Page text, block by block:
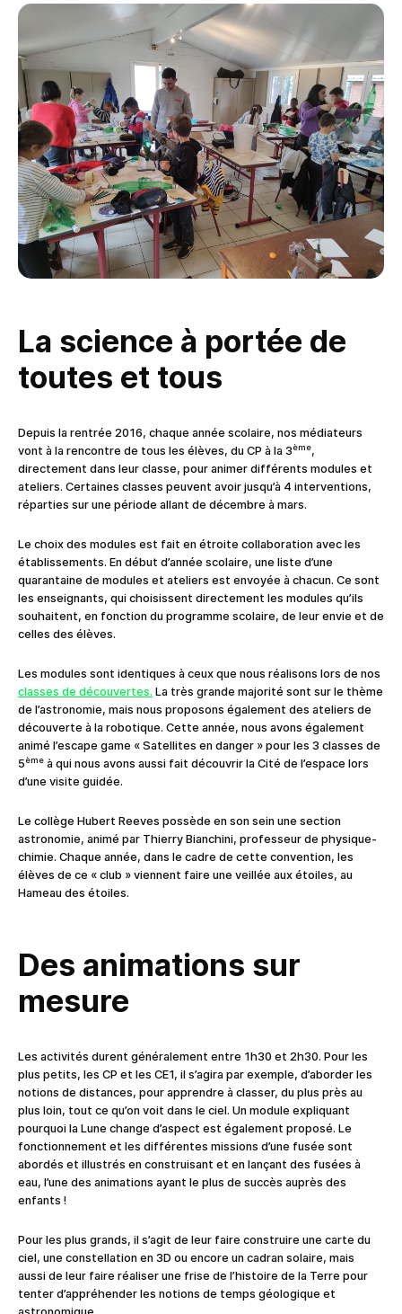
La science à portée de
toutes et tous
Depuis la rentrée 2016, chaque année scolaire, nos médiateurs
vont à la rencontre de tous les élèves, du CP à la 3ème,
directement dans leur classe, pour animer différents modules et
ateliers. Certaines classes peuvent avoir jusqu’à 4 interventions,
réparties sur une période allant de décembre à mars.
Le choix des modules est fait en étroite collaboration avec les
établissements. En début d’année scolaire, une liste d’une
quarantaine de modules et ateliers est envoyée à chacun. Ce sont
les enseignants, qui choisissent directement les modules qu’ils
souhaitent, en fonction du programme scolaire, de leur envie et de
celles des élèves.
Les modules sont identiques à ceux que nous réalisons lors de nos
classes de découvertes. La très grande majorité sont sur le thème
de l’astronomie, mais nous proposons également des ateliers de
découverte à la robotique. Cette année, nous avons également
animé l’escape game « Satellites en danger » pour les 3 classes de
5ème à qui nous avons aussi fait découvrir la Cité de l’espace lors
d’une visite guidée.
Le collège Hubert Reeves possède en son sein une section
astronomie, animé par Thierry Bianchini, professeur de physique-
chimie. Chaque année, dans le cadre de cette convention, les
élèves de ce « club » viennent faire une veillée aux étoiles, au
Hameau des étoiles.
Des animations sur
mesure
Les activités durent généralement entre 1h30 et 2h30. Pour les
plus petits, les CP et les CE1, il s’agira par exemple, d’aborder les
notions de distances, pour apprendre à classer, du plus près au
plus loin, tout ce qu’on voit dans le ciel. Un module expliquant
pourquoi la Lune change d’aspect est également proposé. Le
fonctionnement et les différentes missions d’une fusée sont
abordés et illustrés en construisant et en lançant des fusées à
eau, l’une des animations ayant le plus de succès auprès des
enfants !
Pour les plus grands, il s’agit de leur faire construire une carte du
ciel, une constellation en 3D ou encore un cadran solaire, mais
aussi de leur faire réaliser une frise de l’histoire de la Terre pour
tenter d’appréhender les notions de temps géologique et